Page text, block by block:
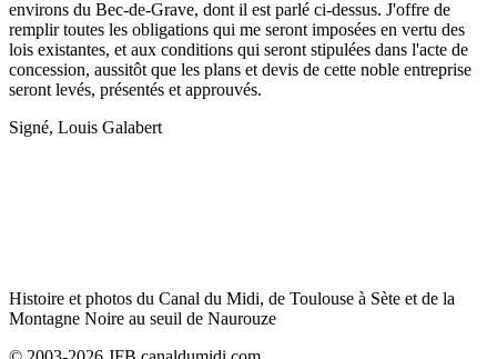
environs du Bec-de-Grave, dont il est parlé ci-dessus. J'offre de
remplir toutes les obligations qui me seront imposées en vertu des
lois existantes, et aux conditions qui seront stipulées dans l'acte de
concession, aussitôt que les plans et devis de cette noble entreprise
seront levés, présentés et approuvés.
Signé, Louis Galabert
Histoire et photos du Canal du Midi, de Toulouse à Sète et de la
Montagne Noire au seuil de Naurouze